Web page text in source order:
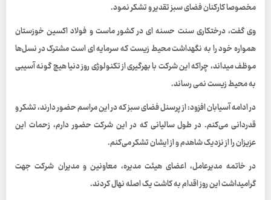
مخصوصا کارکنان فضای سبز تقدیر و تشکر نمود.
وی گفت، درختکاری سنت حسنه ای در کشور ماست و فولاد اکسین خوزستان
همواره خود را به نگهداشت محیط زیست که سرمایه ای است مشترک در نسل‌ها
موظف میداند، چراکه این شرکت با بهرگیری از تکنولوژی روز دنیا هیچ گونه آسیبی
به محیط زیست نمی رساند.
در ادامه آسیابان افزود: از پرسنل فضای سبز که در این مراسم حضور دارند، تشکر و
قدردانی می‌کنم. در طول سالیانی که در این شرکت حضور دارم، زحمات این
عزیزان را از نزدیک شاهدم و از ایشان تشکر می‌کنم.
در خاتمه مدیرعامل، اعضای هیئت مدیره، معاونین و مدیران شرکت جهت
گرامیداشت این روز اقدام به کاشت یک اصله نهال کردند.